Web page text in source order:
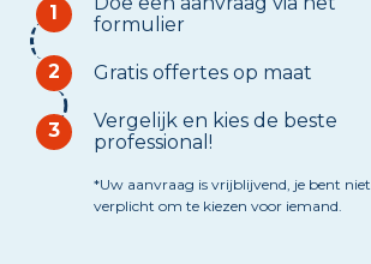
1
formulier
2 Gratis offertes op maat
3
Vergelijk en kies de beste
professional!
*Uw aanvraag is vrijblijvend, je bent niet
verplicht om te kiezen voor iemand.